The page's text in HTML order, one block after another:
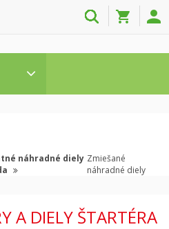
náhradné diely Zmiešané
náhradné diely
A DIELY ŠTARTÉRA